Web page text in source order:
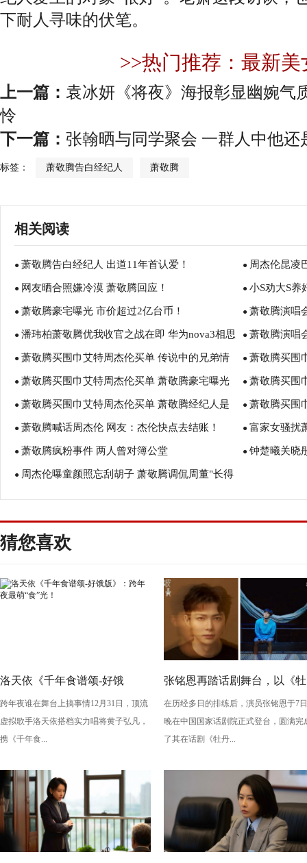
下耐人寻味的伏笔。
>>热门推荐：最新美
上一篇： 袁冰妍《将夜》海报彰显幽婉气
怜
下一篇： 张翰晒与同学聚会 一群人中他还
标签： 萧敬腾告白经纪人 萧敬腾
相关阅读
● 萧敬腾告白经纪人 出道11年首认爱！ ● 周杰伦昆凌
塞狗粮！
● 网友晒合照嫌冷漠 萧敬腾回应！ ● 小S劝大S养
● 萧敬腾豪宅曝光 市价超过2亿台币！ ● 萧敬腾演唱
● 潘玮柏萧敬腾优我收官之战在即 华为nova3相思
红燃情助力
● 萧敬腾演唱
外！
● 萧敬腾买围巾艾特周杰伦买单 传说中的兄弟情
深？
● 萧敬腾买围
些? 萧敬腾进
● 萧敬腾买围巾艾特周杰伦买单 萧敬腾豪宅曝光
萧敬腾演唱会出意外导致延迟
● 萧敬腾买围
雨神 萧敬腾
● 萧敬腾买围巾艾特周杰伦买单 萧敬腾经纪人是
谁？ 萧敬腾的歌有哪些？
● 萧敬腾买围
来袭 萧敬腾
● 萧敬腾喊话周杰伦 网友：杰伦快点去结账！ ● 富家女骚扰
● 萧敬腾疯粉事件 两人曾对簿公堂 ● 钟楚曦关晓
● 周杰伦曝童颜照忘刮胡子 萧敬腾调侃周董"长得
有点着急"
猜您喜欢
洛天依《千年食谱颂-好饿
版》：跨年夜最萌“食”光！
跨年夜谁在舞台上搞事情12月31日，顶流
虚拟歌手洛天依搭档实力唱将黄子弘凡，
携《千年食...
张铭恩再踏话剧舞台，以《牡
丹亭上三生路》续写古典深
情，全新演绎“柳梦梅”至情至
在历经多日的排练后，演员张铭恩于7日
晚在中国国家话剧院正式登台，圆满完
了其在话剧《牡丹...